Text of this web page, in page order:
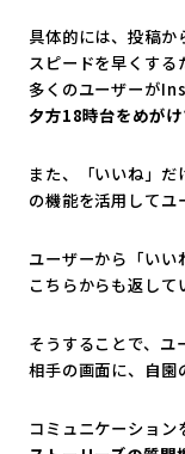
具体的には、投稿
スピードを早くする
多くのユーザーが
夕方18時台をめが
また、「いいね」だ
の機能を活用してユ
ユーザーから「い
こちらからも返して
そうすることで、ユ
相手の画面に、自園
コミュニケーション